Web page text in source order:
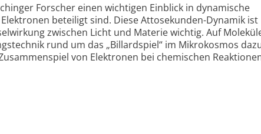
Forscher einen wichtigen Einblick in dynamische
beteiligt sind. Diese Attosekunden-Dynamik ist
zwischen Licht und Materie wichtig. Auf
rund um das „Billardspiel“ im Mikrokosmos
von Elektronen bei chemischen